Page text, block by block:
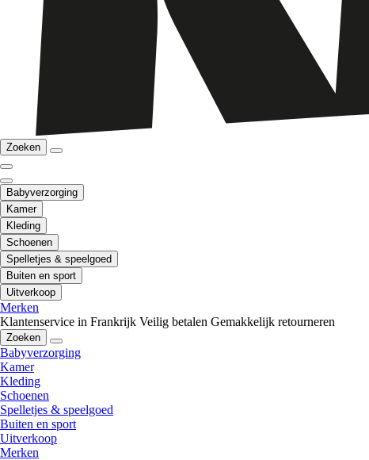
Zoeken
Babyverzorging
Kamer
Kleding
Schoenen
Spelletjes & speelgoed
Buiten en sport
Uitverkoop
Merken
Klantenservice in Frankrijk Veilig betalen Gemakkelijk retourneren
Zoeken
Babyverzorging
Kamer
Kleding
Schoenen
Spelletjes & speelgoed
Buiten en sport
Uitverkoop
Merken